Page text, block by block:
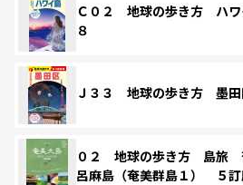
Ｃ０２ 地球の歩き方 ハ
８
Ｊ３３ 地球の歩き方 墨
０２ 地球の歩き方 島旅
呂麻島（奄美群島１） ５訂